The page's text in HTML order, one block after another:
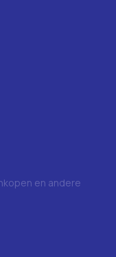
en andere